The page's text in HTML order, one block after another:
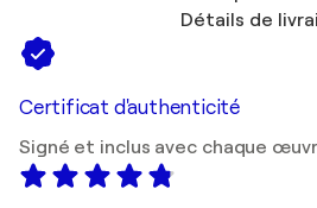
Détails de
Certificat d'authenticité
Signé et inclus avec chaque